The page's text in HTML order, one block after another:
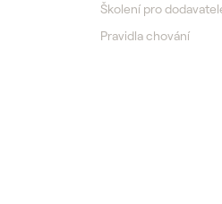
Školení pro
Pravidla chování